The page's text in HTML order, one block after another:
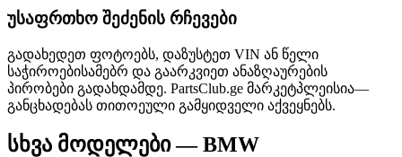
უსაფრთხო შეძენის რჩევები
გადახედეთ ფოტოებს, დაზუსტეთ VIN ან წელი
საჭიროებისამებრ და გაარკვიეთ ანაზღაურების
პირობები გადახდამდე. PartsClub.ge მარკეტპლეისია—
განცხადებას თითოეული გამყიდველი აქვეყნებს.
სხვა მოდელები — BMW